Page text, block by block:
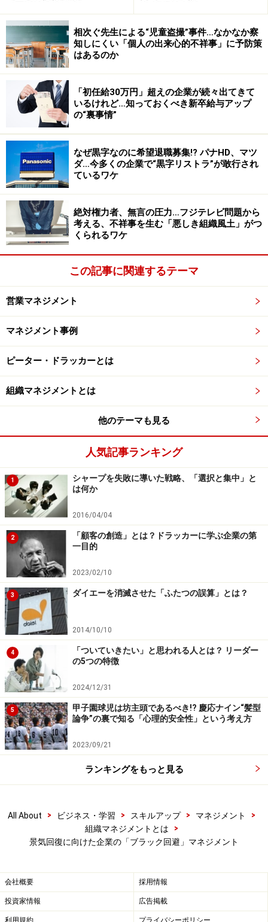
相次ぐ先生による“児童盗撮”事件…なかなか察
知しにくい「個人の出来心的不祥事」に予防策
はあるのか
「初任給30万円」超えの企業が続々出てきて
いるけれど…知っておくべき新卒給与アップ
の“裏事情”
なぜ黒字なのに希望退職募集!? パナHD、マツ
ダ…今多くの企業で“黒字リストラ”が敢行され
ているワケ
絶対権力者、無言の圧力…フジテレビ問題から
考える、不祥事を生む「悪しき組織風土」がつ
くられるワケ
この記事に関連するテーマ
営業マネジメント
マネジメント事例
ピーター・ドラッカーとは
組織マネジメントとは
他のテーマも見る
人気記事ランキング
1
シャープを失敗に導いた戦略、「選択と集中」と
は何か
2016/04/04
2
「顧客の創造」とは？ドラッカーに学ぶ企業の第
一目的
2023/02/10
3 ダイエーを消滅させた「ふたつの誤算」とは？
2014/10/10
4
「ついていきたい」と思われる人とは？ リーダー
の5つの特徴
2024/12/31
5
甲子園球児は坊主頭であるべき!? 慶応ナイン“髪型
論争”の裏で知る「心理的安全性」という考え方
2023/09/21
ランキングをもっと見る
All About > ビジネス・学習 > スキルアップ > マネジメント
>
組織マネジメントとは
>
景気回復に向けた企業の「ブラック回避」マネジメント
会社概要 採用情報
投資家情報 広告掲載